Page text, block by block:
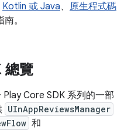
Kotlin 或 Java、 原生程式碼
。
總覽
Core SDK 系列的一部
UInAppReviewsManager
和